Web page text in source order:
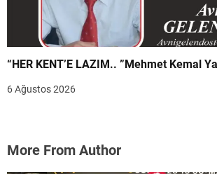
“HER KENT’E LAZIM.. ”Mehmet
6 Ağustos 2026
More From Author